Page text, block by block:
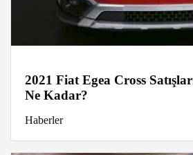
2021 Fiat Egea Cross
Ne Kadar?
Haberler